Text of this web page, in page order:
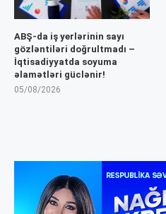
ABŞ-da iş yerlərinin sayı
gözləntiləri doğrultmadı –
İqtisadiyyatda soyuma
əlamətləri güclənir!
05/08/2026